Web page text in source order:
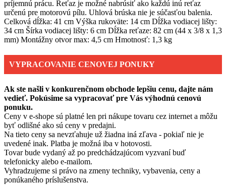
príjemnú prácu. Reťaz je možné nabrúsiť ako každú inú reťaz
určenú pre motorovú pílu. Uhlová brúska nie je súčasťou balenia.
Celková dĺžka: 41 cm Výška rukoväte: 14 cm Dĺžka vodiacej lišty:
34 cm Šírka vodiacej lišty: 6 cm Dĺžka reťaze: 82 cm (44 x 3/8 x 1,3
mm) Montážny otvor max: 4,5 cm Hmotnosť: 1,3 kg
VYPRACOVANIE CENOVEJ PONUKY
Ak ste našli v konkurenčnom obchode lepšiu cenu, dajte nám
vedieť. Pokúsime sa vypracovať pre Vás výhodnú cenovú
ponuku.
Ceny v e-shope sú platné len pri nákupe tovaru cez internet a môžu
byť odlišné ako sú ceny v predajni.
Na tieto ceny sa nevzťahuje už žiadna iná zľava - pokiaľ nie je
uvedené inak. Platba je možná iba v hotovosti.
Tovar bude vydaný až po predchádzajúcom vyzvaní buď
telefonicky alebo e-mailom.
Vyhradzujeme si právo na zmeny techniky, vybavenia, ceny a
ponúkaného príslušenstva.